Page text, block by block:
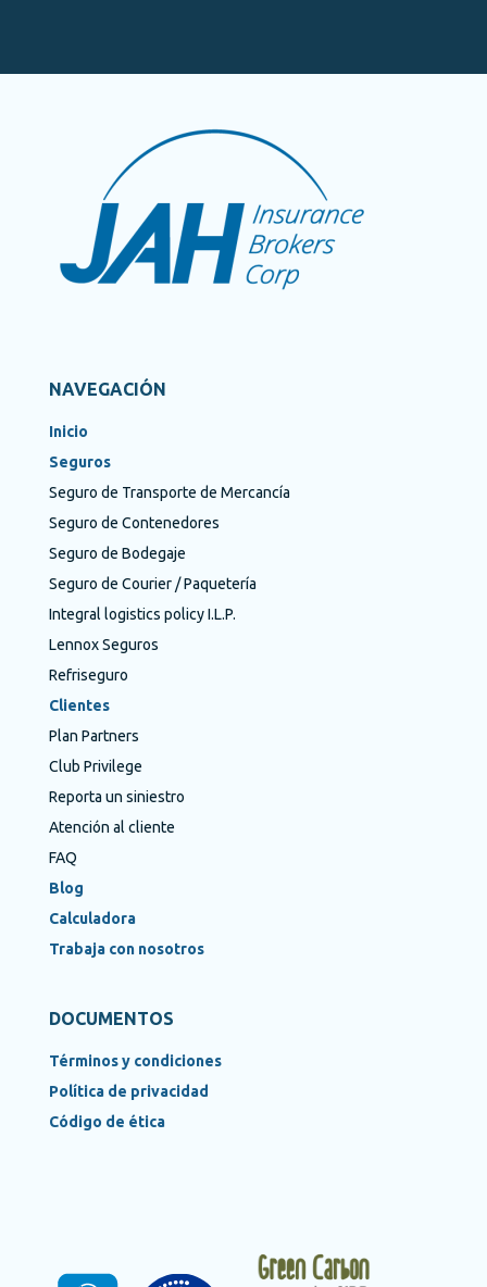
NAVEGACIÓN
Inicio
Seguros
Seguro de Transporte de Mercancía
Seguro de Contenedores
Seguro de Bodegaje
Seguro de Courier / Paquetería
Integral logistics policy I.L.P.
Lennox Seguros
Refriseguro
Clientes
Plan Partners
Club Privilege
Reporta un siniestro
Atención al cliente
FAQ
Blog
Calculadora
Trabaja con nosotros
DOCUMENTOS
Términos y condiciones
Política de privacidad
Código de ética